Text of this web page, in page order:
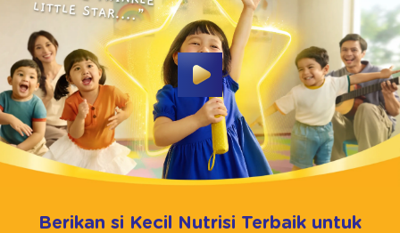
Berikan si Kecil Nutrisi Terbaik untuk